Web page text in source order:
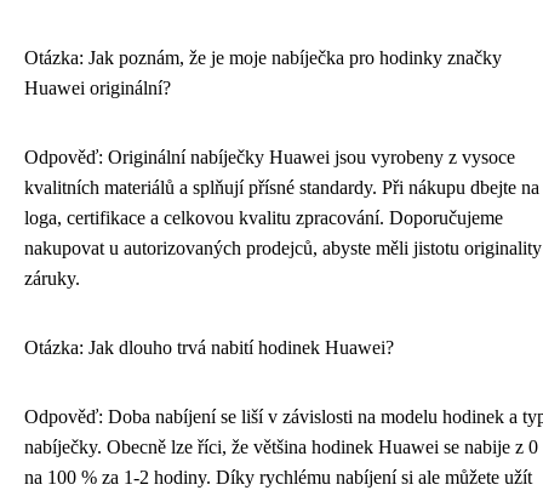
Otázka: Jak poznám, že je moje nabíječka pro hodinky značky
Huawei originální?
Odpověď: Originální nabíječky Huawei jsou vyrobeny z vysoce
kvalitních materiálů a splňují přísné standardy. Při nákupu dbejte na
loga, certifikace a celkovou kvalitu zpracování. Doporučujeme
nakupovat u autorizovaných prodejců, abyste měli jistotu
záruky.
Otázka: Jak dlouho trvá nabití hodinek Huawei?
Odpověď: Doba nabíjení se liší v závislosti na modelu hodinek a
nabíječky. Obecně lze říci, že většina hodinek Huawei se nabije z 0
na 100 % za 1-2 hodiny. Díky rychlému nabíjení si ale můžete užít